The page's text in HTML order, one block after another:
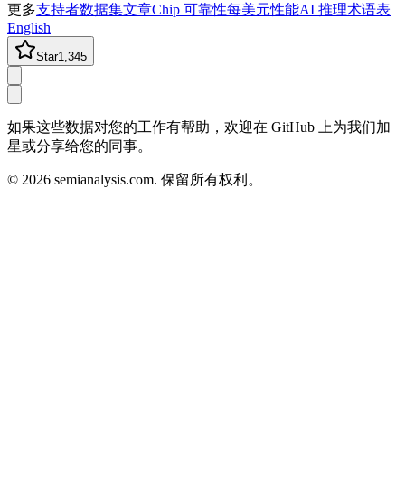
更多支持者数据集文章Chip 可靠性每美元性能AI 推理术语表
English
Star1,345
如果这些数据对您的工作有帮助，欢迎在 GitHub 上为我们加
星或分享给您的同事。
© 2026 semianalysis.com. 保留所有权利。